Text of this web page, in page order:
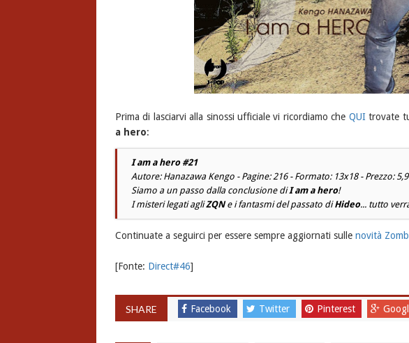
Prima di lasciarvi alla sinossi ufficiale vi ricordiamo che QUItrovate
a hero:
I am a hero #21
Autore: Hanazawa Kengo - Pagine: 216 - Formato: 13x18 - Prezzo:
Siamo a un passo dalla conclusione diI am a hero!
I misteri legati agliZQNe i fantasmi del passato diHideo... tutto
Continuate a seguirci per essere sempre aggiornati sulle novità
[Fonte: Direct#46]
SHARE Facebook Twitter Pinterest